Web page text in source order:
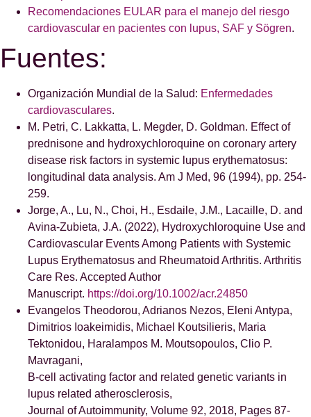
Recomendaciones EULAR para el manejo del riesgo
cardiovascular en pacientes con lupus, SAF y Sögren.
Fuentes:
Organización Mundial de la Salud: Enfermedades
cardiovasculares.
M. Petri, C. Lakkatta, L. Megder, D. Goldman. Effect of
prednisone and hydroxychloroquine on coronary artery
disease risk factors in systemic lupus erythematosus:
longitudinal data analysis. Am J Med, 96 (1994), pp. 254-
259.
Jorge, A., Lu, N., Choi, H., Esdaile, J.M., Lacaille, D. and
Avina-Zubieta, J.A. (2022), Hydroxychloroquine Use and
Cardiovascular Events Among Patients with Systemic
Lupus Erythematosus and Rheumatoid Arthritis. Arthritis
Care Res. Accepted Author
Manuscript. https://doi.org/10.1002/acr.24850
Evangelos Theodorou, Adrianos Nezos, Eleni Antypa,
Dimitrios Ioakeimidis, Michael Koutsilieris, Maria
Tektonidou, Haralampos M. Moutsopoulos, Clio P.
Mavragani,
B-cell activating factor and related genetic variants in
lupus related atherosclerosis,
Journal of Autoimmunity, Volume 92, 2018, Pages 87-